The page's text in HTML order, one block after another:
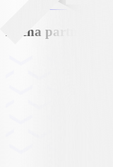
Arena partner